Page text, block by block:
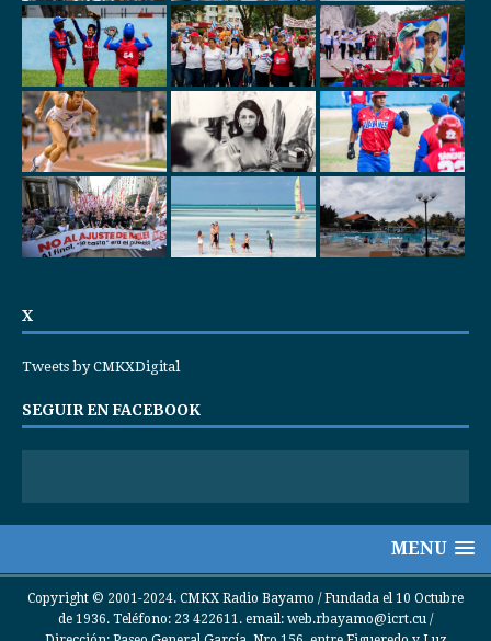
X
Tweets by CMKXDigital
SEGUIR EN FACEBOOK
MENU
Copyright © 2001-2024. CMKX Radio Bayamo / Fundada el 10 Octubre
de 1936. Teléfono: 23 422611. email: web.rbayamo@icrt.cu /